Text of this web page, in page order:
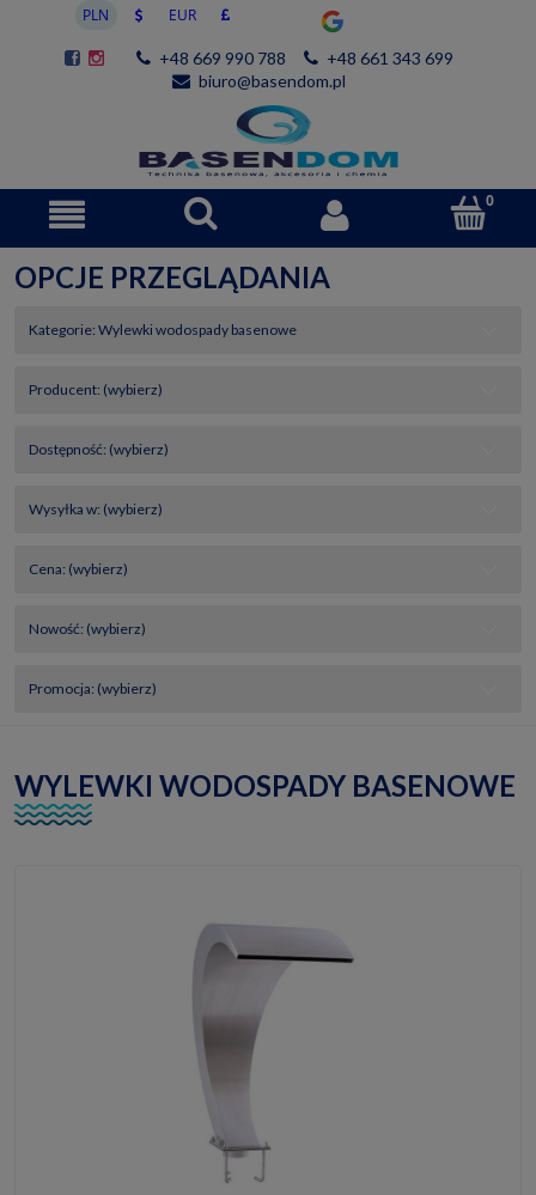
+48 669 990 788
+48 661 343 699
biuro@basendom.pl
OPCJE PRZEGLĄDANIA
Kategorie: Wylewki wodospady basenowe
Producent: (wybierz)
Dostępność: (wybierz)
Wysyłka w: (wybierz)
Cena: (wybierz)
Nowość: (wybierz)
Promocja: (wybierz)
WYLEWKI WODOSPADY BASENOWE